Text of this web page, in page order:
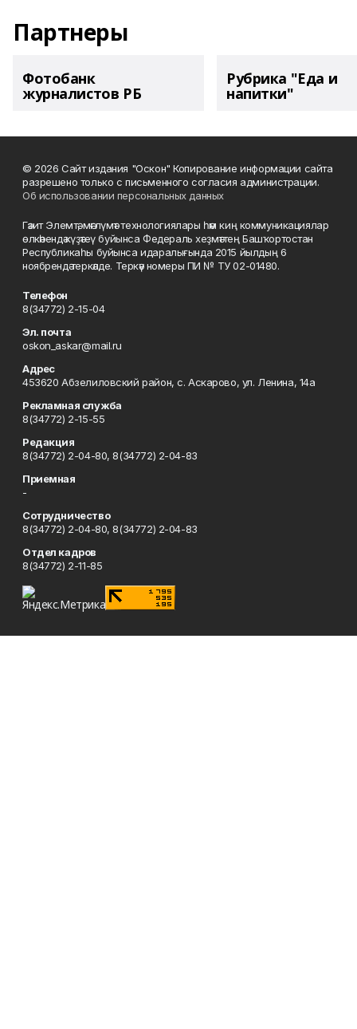
Партнеры
Фотобанк
журналистов РБ
Рубрика "Еда и
напитки"
© 2026 Сайт издания "Оскон" Копирование информации сайта
разрешено только с письменного согласия администрации.
Об использовании персональных данных
Гәзит Элемтә, мәғлүмәт технологиялары һәм киң коммуникациялар
өлкәһендә күҙәтеү буйынса Федераль хеҙмәттең Башҡортостан
Республикаһы буйынса идаралығында 2015 йылдың 6
ноябрендә теркәлде. Теркәү номеры ПИ № ТУ 02-01480.
Телефон
8(34772) 2-15-04
Эл. почта
oskon_askar@mail.ru
Адрес
453620 Абзелиловский район, с. Аскарово, ул. Ленина, 14а
Рекламная служба
8(34772) 2-15-55
Редакция
8(34772) 2-04-80, 8(34772) 2-04-83
Приемная
-
Сотрудничество
8(34772) 2-04-80, 8(34772) 2-04-83
Отдел кадров
8(34772) 2-11-85